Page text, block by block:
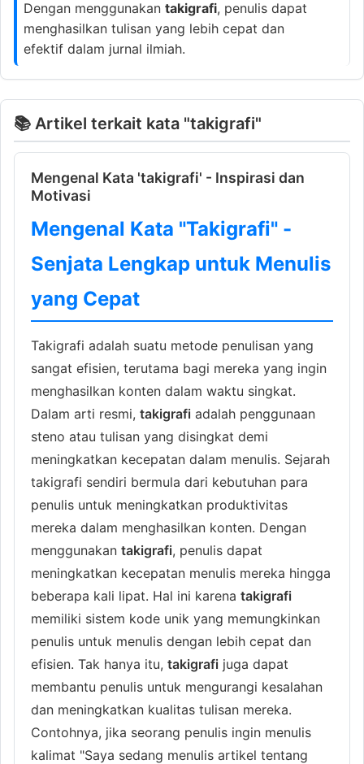
Dengan menggunakan takigrafi, penulis dapat
menghasilkan tulisan yang lebih cepat dan
efektif dalam jurnal ilmiah.
📚 Artikel terkait kata "takigrafi"
Mengenal Kata 'takigrafi' - Inspirasi dan
Motivasi
Mengenal Kata "Takigrafi" -
Senjata Lengkap untuk Menulis
yang Cepat
Takigrafi adalah suatu metode penulisan yang
sangat efisien, terutama bagi mereka yang ingin
menghasilkan konten dalam waktu singkat.
Dalam arti resmi, takigrafi adalah penggunaan
steno atau tulisan yang disingkat demi
meningkatkan kecepatan dalam menulis. Sejarah
takigrafi sendiri bermula dari kebutuhan para
penulis untuk meningkatkan produktivitas
mereka dalam menghasilkan konten. Dengan
menggunakan takigrafi, penulis dapat
meningkatkan kecepatan menulis mereka hingga
beberapa kali lipat. Hal ini karena takigrafi
memiliki sistem kode unik yang memungkinkan
penulis untuk menulis dengan lebih cepat dan
efisien. Tak hanya itu, takigrafi juga dapat
membantu penulis untuk mengurangi kesalahan
dan meningkatkan kualitas tulisan mereka.
Contohnya, jika seorang penulis ingin menulis
kalimat "Saya sedang menulis artikel tentang